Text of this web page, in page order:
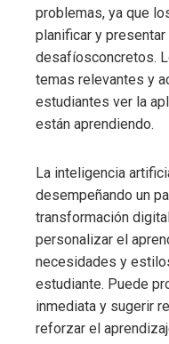
problemas, ya que
planificar y
desafíosconcretos.
temas relevantes y
estudiantes ver la
están aprendiendo.
La inteligencia
desempeñando un
transformación
personalizar el
necesidades y
estudiante. Puede
inmediata y sugerir
reforzar el